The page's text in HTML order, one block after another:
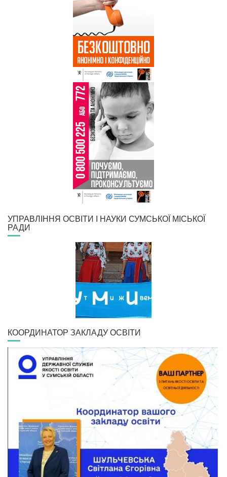
УПРАВЛІННЯ ОСВІТИ І НАУКИ СУМСЬКОЇ МІСЬКОЇ
РАДИ
КООРДИНАТОР ЗАКЛАДУ ОСВІТИ